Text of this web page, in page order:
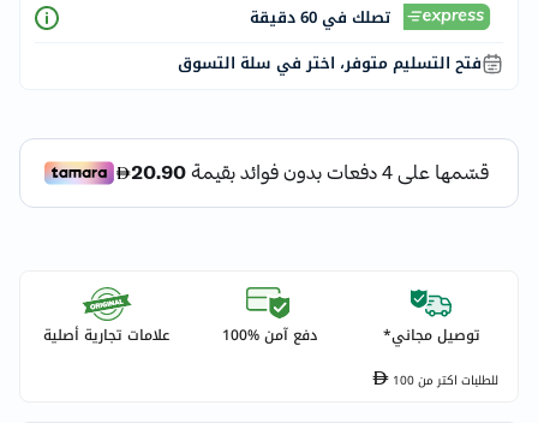
تصلك في 60 دقيقة
فتح التسليم متوفر، اختر في سلة التسوق
توصيل مجاني* دفع آمن %100 علامات تجارية أصلية
للطلبات اكتر من100